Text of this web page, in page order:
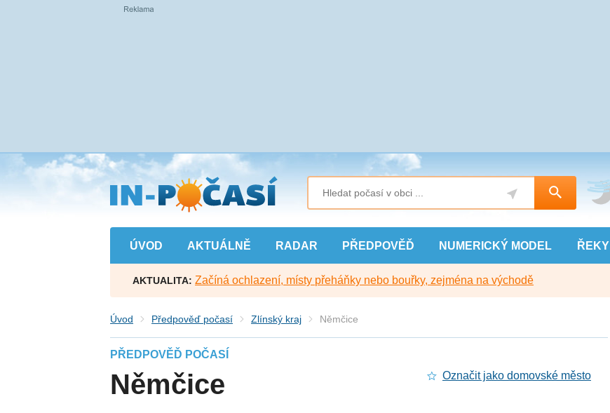
Přejít
na
hlavní
obsah
ÚVOD AKTUÁLNĚ RADAR PŘEDPOVĚĎ NUMERICKÝ MODEL ŘEKY
AKTUALITA: Začíná ochlazení, místy přeháňky nebo bouřky, zejména na východě
Úvod Předpověď počasí Zlínský kraj Němčice
PŘEDPOVĚĎ POČASÍ
Němčice Označit jako domovské město